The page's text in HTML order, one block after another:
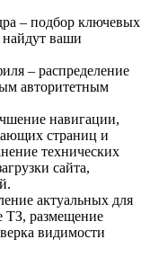
– подбор ключевых
найдут ваши
– распределение
авторитетным
навигации,
страниц и
технических
сайта,
актуальных для
ТЗ, размещение
видимости